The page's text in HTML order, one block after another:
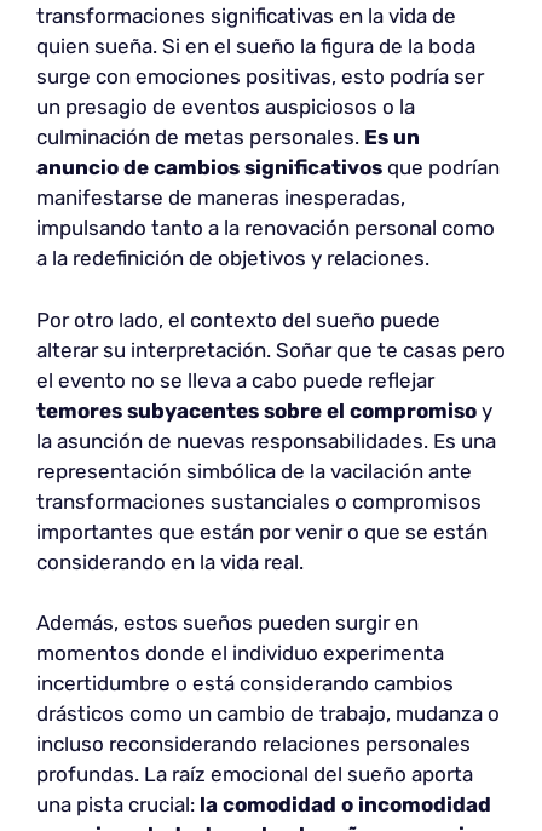
transformaciones significativas en la vida de
quien sueña. Si en el sueño la figura de la boda
surge con emociones positivas, esto podría ser
un presagio de eventos auspiciosos o la
culminación de metas personales. Es un
anuncio de cambios significativos que podrían
manifestarse de maneras inesperadas,
impulsando tanto a la renovación personal como
a la redefinición de objetivos y relaciones.
Por otro lado, el contexto del sueño puede
alterar su interpretación. Soñar que te casas pero
el evento no se lleva a cabo puede reflejar
temores subyacentes sobre el compromiso y
la asunción de nuevas responsabilidades. Es una
representación simbólica de la vacilación ante
transformaciones sustanciales o compromisos
importantes que están por venir o que se están
considerando en la vida real.
Además, estos sueños pueden surgir en
momentos donde el individuo experimenta
incertidumbre o está considerando cambios
drásticos como un cambio de trabajo, mudanza o
incluso reconsiderando relaciones personales
profundas. La raíz emocional del sueño aporta
una pista crucial: la comodidad o incomodidad